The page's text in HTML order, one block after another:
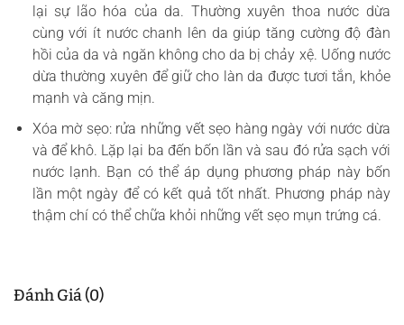
lại sự lão hóa của da. Thường xuyên thoa nước dừa
cùng với ít nước chanh lên da giúp tăng cường độ đàn
hồi của da và ngăn không cho da bị chảy xệ. Uống nước
dừa thường xuyên để giữ cho làn da được tươi tắn, khỏe
mạnh và căng mịn.
Xóa mờ sẹo: rửa những vết sẹo hàng ngày với nước dừa
và để khô. Lặp lại ba đến bốn lần và sau đó rửa sạch với
nước lạnh. Bạn có thể áp dụng phương pháp này bốn
lần một ngày để có kết quả tốt nhất. Phương pháp này
thậm chí có thể chữa khỏi những vết sẹo mụn trứng cá.
Đánh Giá (0)